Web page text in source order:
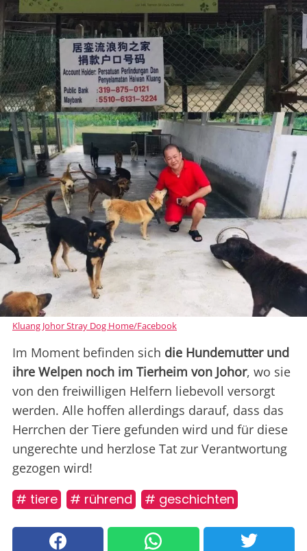
Kluang Johor Stray Dog Home/Facebook
Im Moment befinden sich die Hundemutter und
ihre Welpen noch im Tierheim von Johor, wo sie
von den freiwilligen Helfern liebevoll versorgt
werden. Alle hoffen allerdings darauf, dass das
Herrchen der Tiere gefunden wird und für diese
ungerechte und herzlose Tat zur Verantwortung
gezogen wird!
# tiere # rührend # geschichten